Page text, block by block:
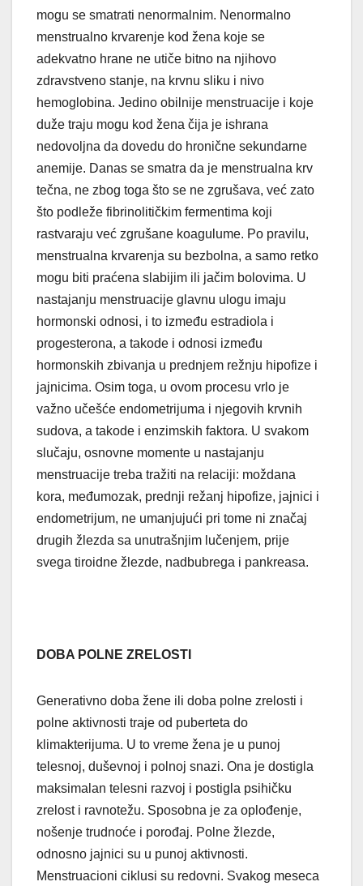
mogu se smatrati nenormalnim. Nenormalno
menstrualno krvarenje kod žena koje se
adekvatno hrane ne utiče bitno na njihovo
zdravstveno stanje, na krvnu sliku i nivo
hemoglobina. Jedino obilnije menstruacije i koje
duže traju mogu kod žena čija je ishrana
nedovoljna da dovedu do hronične sekundarne
anemije. Danas se smatra da je menstrualna krv
tečna, ne zbog toga što se ne zgrušava, već zato
što podleže fibrinolitičkim fermentima koji
rastvaraju već zgrušane koagulume. Po pravilu,
menstrualna krvarenja su bezbolna, a samo retko
mogu biti praćena slabijim ili jačim bolovima. U
nastajanju menstruacije glavnu ulogu imaju
hormonski odnosi, i to između estradiola i
progesterona, a takode i odnosi između
hormonskih zbivanja u prednjem režnju hipofize i
jajnicima. Osim toga, u ovom procesu vrlo je
važno učešće endometrijuma i njegovih krvnih
sudova, a takode i enzimskih faktora. U svakom
slučaju, osnovne momente u nastajanju
menstruacije treba tražiti na relaciji: moždana
kora, međumozak, prednji režanj hipofize, jajnici i
endometrijum, ne umanjujući pri tome ni značaj
drugih žlezda sa unutrašnjim lučenjem, prije
svega tiroidne žlezde, nadbubrega i pankreasa.
DOBA POLNE ZRELOSTI
Generativno doba žene ili doba polne zrelosti i
polne aktivnosti traje od puberteta do
klimakterijuma. U to vreme žena je u punoj
telesnoj, duševnoj i polnoj snazi. Ona je dostigla
maksimalan telesni razvoj i postigla psihičku
zrelost i ravnotežu. Sposobna je za oplođenje,
nošenje trudnoće i porođaj. Polne žlezde,
odnosno jajnici su u punoj aktivnosti.
Menstruacioni ciklusi su redovni. Svakog meseca